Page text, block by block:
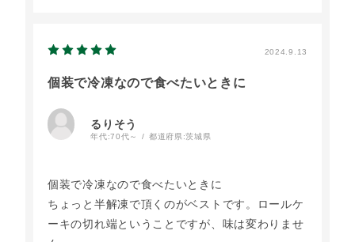
2024.9.13
個装で冷凍なので食べたいときに
るりそう
年代:70代～ 都道府県:茨城県
個装で冷凍なので食べたいときに
ちょっと半解凍で頂くのがベストです。ロールケ
ーキの切れ端ということですが、味は変わりませ